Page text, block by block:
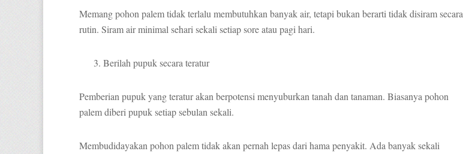
Memang pohon palem tidak terlalu membutuhkan banyak air, tetapi bukan berarti tidak disiram secara
rutin. Siram air minimal sehari sekali setiap sore atau pagi hari.
Berilah pupuk secara teratur
Pemberian pupuk yang teratur akan berpotensi menyuburkan tanah dan tanaman. Biasanya pohon
palem diberi pupuk setiap sebulan sekali.
Membudidayakan pohon palem tidak akan pernah lepas dari hama penyakit. Ada banyak sekali